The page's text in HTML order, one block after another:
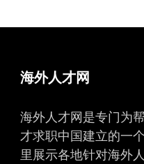
海外人才网
海外人才网是专门为
才求职中国建立的一
里展示各地针对海外